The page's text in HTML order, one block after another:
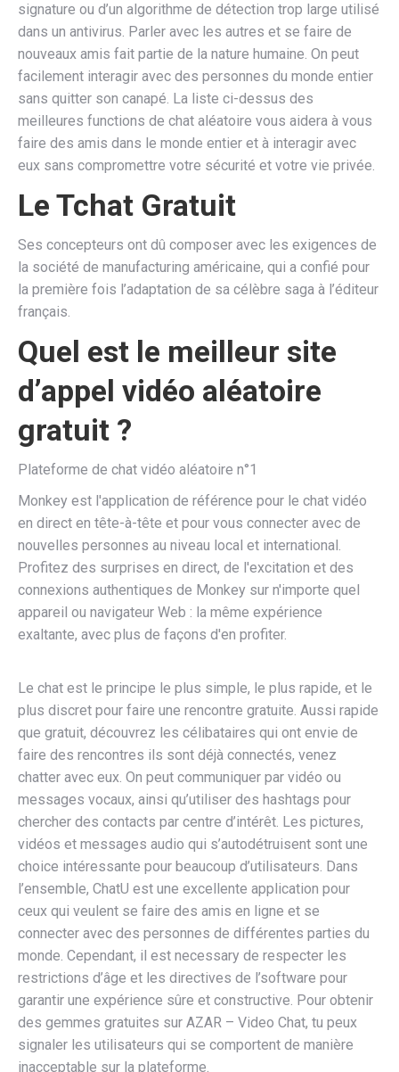
signature ou d’un algorithme de détection trop large utilisé
dans un antivirus. Parler avec les autres et se faire de
nouveaux amis fait partie de la nature humaine. On peut
facilement interagir avec des personnes du monde entier
sans quitter son canapé. La liste ci-dessus des
meilleures functions de chat aléatoire vous aidera à vous
faire des amis dans le monde entier et à interagir avec
eux sans compromettre votre sécurité et votre vie privée.
Le Tchat Gratuit
Ses concepteurs ont dû composer avec les exigences de
la société de manufacturing américaine, qui a confié pour
la première fois l’adaptation de sa célèbre saga à l’éditeur
français.
Quel est le meilleur site
d’appel vidéo aléatoire
gratuit ?
Plateforme de chat vidéo aléatoire n°1
Monkey est l'application de référence pour le chat vidéo
en direct en tête-à-tête et pour vous connecter avec de
nouvelles personnes au niveau local et international.
Profitez des surprises en direct, de l'excitation et des
connexions authentiques de Monkey sur n'importe quel
appareil ou navigateur Web : la même expérience
exaltante, avec plus de façons d'en profiter.
Le chat est le principe le plus simple, le plus rapide, et le
plus discret pour faire une rencontre gratuite. Aussi rapide
que gratuit, découvrez les célibataires qui ont envie de
faire des rencontres ils sont déjà connectés, venez
chatter avec eux. On peut communiquer par vidéo ou
messages vocaux, ainsi qu’utiliser des hashtags pour
chercher des contacts par centre d’intérêt. Les pictures,
vidéos et messages audio qui s’autodétruisent sont une
choice intéressante pour beaucoup d’utilisateurs. Dans
l’ensemble, ChatU est une excellente application pour
ceux qui veulent se faire des amis en ligne et se
connecter avec des personnes de différentes parties du
monde. Cependant, il est necessary de respecter les
restrictions d’âge et les directives de l’software pour
garantir une expérience sûre et constructive. Pour obtenir
des gemmes gratuites sur AZAR – Video Chat, tu peux
signaler les utilisateurs qui se comportent de manière
inacceptable sur la plateforme.